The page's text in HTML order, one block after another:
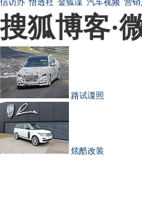
搜狐博客·
路试谍照
炫酷改装